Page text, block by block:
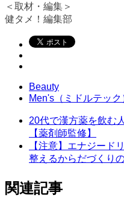
＜取材・編集＞
健タメ！編集部
Beauty
Men's（ミドルテック
20代で漢方薬を飲む
【薬剤師監修】
【注意】エナジード
整えるからだづくり
関連記事